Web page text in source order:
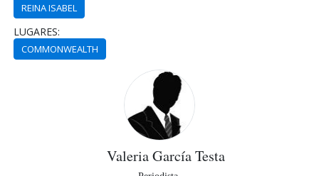
REINA ISABEL
LUGARES:
COMMONWEALTH
Valeria García Testa